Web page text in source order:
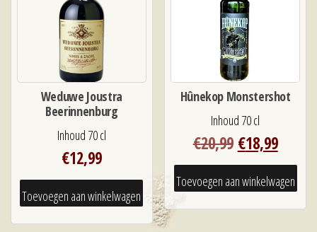
Weduwe Joustra
Beerinnenburg
Inhoud 70 cl
€12,99
Toevoegen aan winkelwagen
Hûnekop Monstershot
Inhoud 70 cl
€20,99
prijs
was:
€18,99
prijs
is:
Toevoegen aan winkelwagen